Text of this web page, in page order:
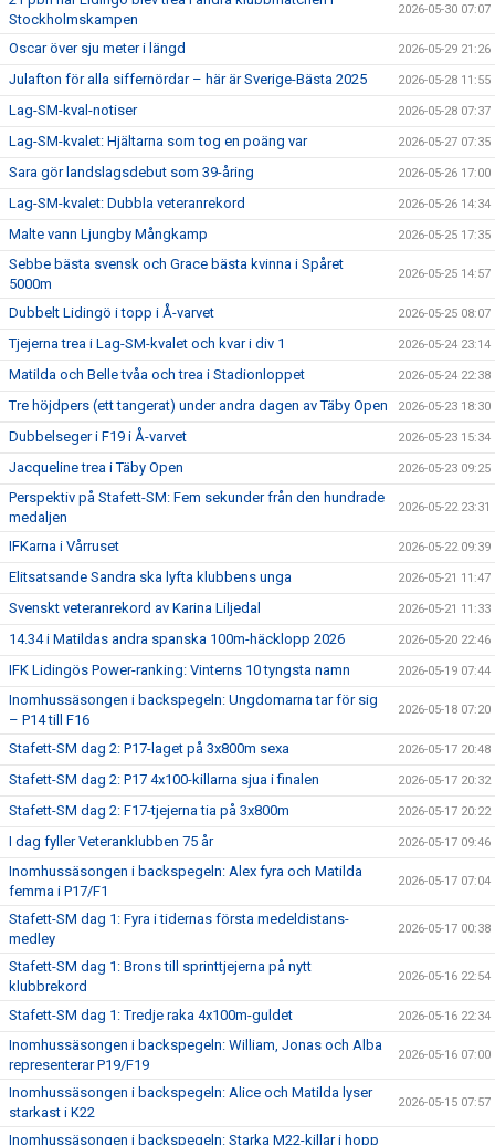
Stockholmskampen
2026-05-30 07:07
Oscar över sju meter i längd 2026-05-29 21:26
Julafton för alla siffernördar – här är Sverige-Bästa 2025 2026-05-28 11:55
Lag-SM-kval-notiser 2026-05-28 07:37
Lag-SM-kvalet: Hjältarna som tog en poäng var 2026-05-27 07:35
Sara gör landslagsdebut som 39-åring 2026-05-26 17:00
Lag-SM-kvalet: Dubbla veteranrekord 2026-05-26 14:34
Malte vann Ljungby Mångkamp 2026-05-25 17:35
Sebbe bästa svensk och Grace bästa kvinna i Spåret
5000m
2026-05-25 14:57
Dubbelt Lidingö i topp i Å-varvet 2026-05-25 08:07
Tjejerna trea i Lag-SM-kvalet och kvar i div 1 2026-05-24 23:14
Matilda och Belle tvåa och trea i Stadionloppet 2026-05-24 22:38
Tre höjdpers (ett tangerat) under andra dagen av Täby Open 2026-05-23 18:30
Dubbelseger i F19 i Å-varvet 2026-05-23 15:34
Jacqueline trea i Täby Open 2026-05-23 09:25
Perspektiv på Stafett-SM: Fem sekunder från den hundrade
medaljen
2026-05-22 23:31
IFKarna i Vårruset 2026-05-22 09:39
Elitsatsande Sandra ska lyfta klubbens unga 2026-05-21 11:47
Svenskt veteranrekord av Karina Liljedal 2026-05-21 11:33
14.34 i Matildas andra spanska 100m-häcklopp 2026 2026-05-20 22:46
IFK Lidingös Power-ranking: Vinterns 10 tyngsta namn 2026-05-19 07:44
Inomhussäsongen i backspegeln: Ungdomarna tar för sig
– P14 till F16
2026-05-18 07:20
Stafett-SM dag 2: P17-laget på 3x800m sexa 2026-05-17 20:48
Stafett-SM dag 2: P17 4x100-killarna sjua i finalen 2026-05-17 20:32
Stafett-SM dag 2: F17-tjejerna tia på 3x800m 2026-05-17 20:22
I dag fyller Veteranklubben 75 år 2026-05-17 09:46
Inomhussäsongen i backspegeln: Alex fyra och Matilda
femma i P17/F1
2026-05-17 07:04
Stafett-SM dag 1: Fyra i tidernas första medeldistans-
medley
2026-05-17 00:38
Stafett-SM dag 1: Brons till sprinttjejerna på nytt
klubbrekord
2026-05-16 22:54
Stafett-SM dag 1: Tredje raka 4x100m-guldet 2026-05-16 22:34
Inomhussäsongen i backspegeln: William, Jonas och Alba
representerar P19/F19
2026-05-16 07:00
Inomhussäsongen i backspegeln: Alice och Matilda lyser
starkast i K22
2026-05-15 07:57
Inomhussäsongen i backspegeln: Starka M22-killar i hopp